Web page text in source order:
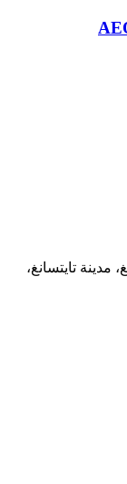
مدينة تايتسانغ،